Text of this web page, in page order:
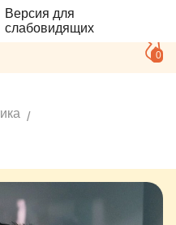
Версия для
слабовидящих
0